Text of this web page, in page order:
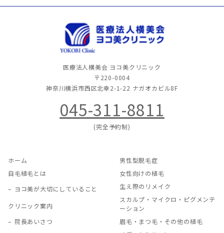
医療法人横美会 ヨコ美クリニック
〒220-0004
神奈川横浜市西区北幸2-1-22 ナガオカビル8F
045-311-8811
(完全予約制)
ホーム
自毛植毛とは
ヨコ美が大切にしていること
クリニック案内
院長あいさつ
男性型脱毛症
女性向けの植毛
生え際のリメイク
スカルプ・マイクロ・ピグメンテ
ーション
眉毛・まつ毛・その他の植毛